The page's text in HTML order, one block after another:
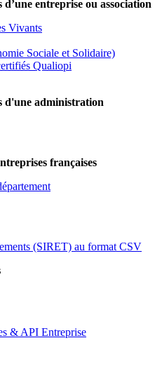
entreprise ou association
Vivants
Sociale et Solidaire)
Qualiopi
d'une administration
françaises
(SIRET) au format CSV
& API Entreprise